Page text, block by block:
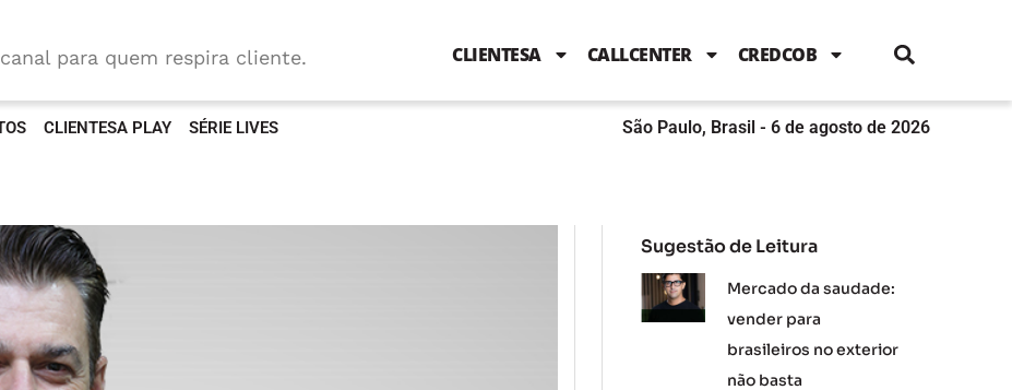
b
o
k
t
e
b
n
g
a
m
para quem respira cliente. CLIENTESA CALLCENTER CREDCOB
CLIENTESA PLAY SÉRIE LIVES São Paulo, Brasil - 6 de agosto de 2026
Sugestão de Leitura
Mercado da saudade:
vender para
brasileiros no exterior
não basta